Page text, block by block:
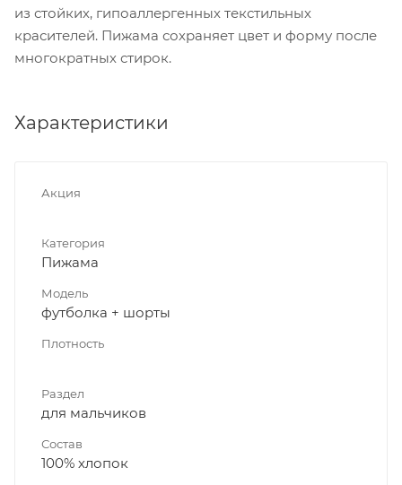
из стойких, гипоаллергенных текстильных
красителей. Пижама сохраняет цвет и форму после
многократных стирок.
Характеристики
Акция
Категория
Пижама
Модель
футболка + шорты
Плотность
Раздел
для мальчиков
Состав
100% хлопок